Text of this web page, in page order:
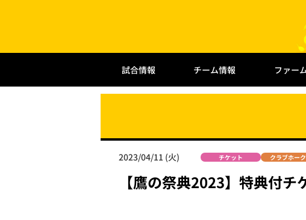
試合情報 チーム情報 ファー
2023/04/11 (火) チケット クラブホー
【鷹の祭典2023】特典付チ